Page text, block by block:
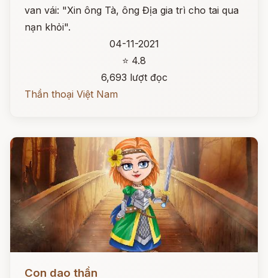
van vái: "Xin ông Tà, ông Địa gia trì cho tai qua
nạn khỏi".
04-11-2021
⭐ 4.8
6,693 lượt đọc
Thần thoại Việt Nam
Con dao thần